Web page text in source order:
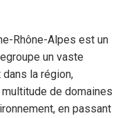
Rhône-Alpes est un
un vaste
la région,
de domaines
en passant